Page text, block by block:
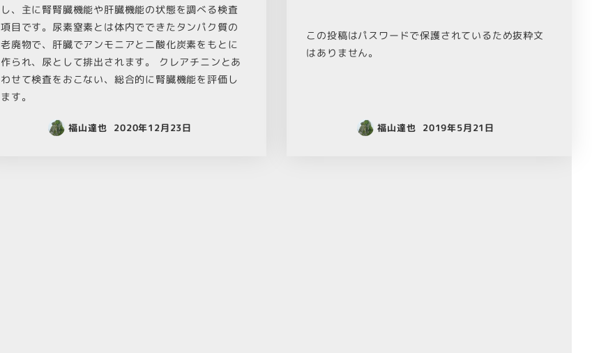
し、主に腎腎臓機能や肝臓機能の状態を調べる検査
項目です。尿素窒素とは体内でできたタンパク質の
老廃物で、肝臓でアンモニアと二酸化炭素をもとに
作られ、尿として排出されます。 クレアチニンとあ
わせて検査をおこない、総合的に腎臓機能を評価し
ます。
福山達也 2020年12月23日
この投稿はパスワードで保護されているため抜粋文
はありません。
福山達也 2019年5月21日